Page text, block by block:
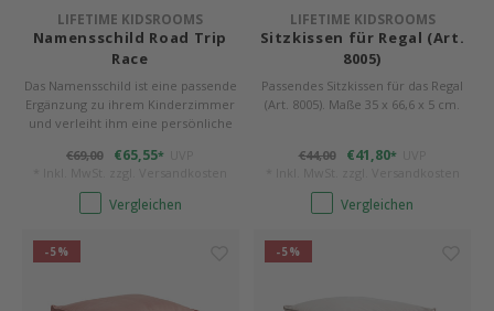
LIFETIME KIDSROOMS
Namensschild Road Trip
Race
Das Namensschild ist eine passende
Ergänzung zu ihrem Kinderzimmer
und verleiht ihm eine persönliche
€69,00
€65,55*
Vergleichen
LIFETIME KIDSROOMS
Sitzkissen für Regal (Art.
8005)
Passendes Sitzkissen für das Regal
(Art. 8005). Maße 35 x 66,6 x 5 cm.
€44,00 €41,80*
Vergleichen
-5% -5%